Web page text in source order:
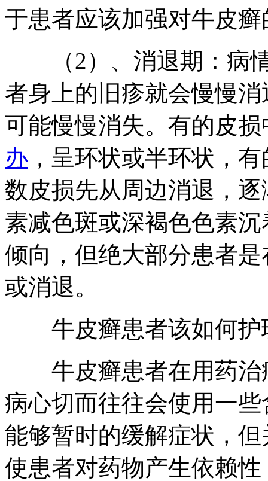
于患者应该加强对牛皮
（2）、消退期：病情
者身上的旧疹就会慢慢
可能慢慢消失。有的皮
办 ，呈环状或半环状，
数皮损先从周边消退，
素减色斑或深褐色色素
倾向，但绝大部分患者
或消退。
牛皮癣患者该如何护
牛皮癣患者在用药治
病心切而往往会使用一
能够暂时的缓解症状，
使患者对药物产生依赖